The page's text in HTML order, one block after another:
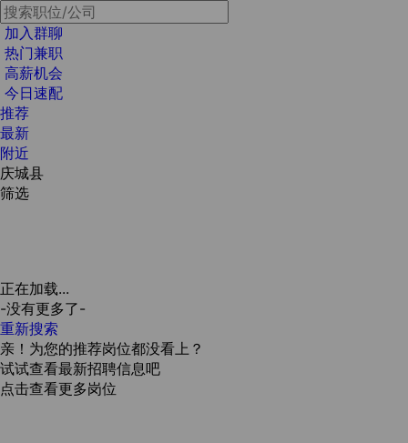
加入群聊
热门兼职
高薪机会
今日速配
推荐
最新
附近
庆城县
筛选
正在加载...
-没有更多了-
重新搜索
亲！为您的推荐岗位都没看上？
试试查看最新招聘信息吧
点击查看更多岗位